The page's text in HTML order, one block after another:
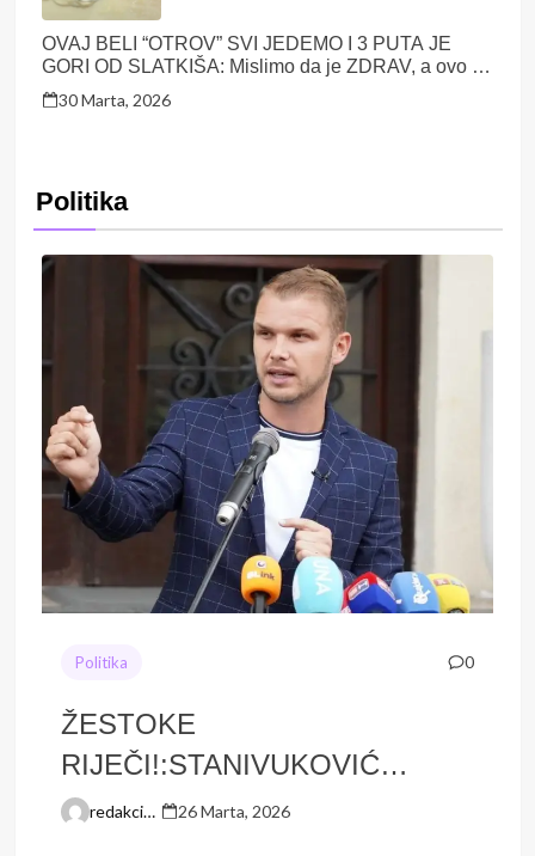
OVAJ BELI “OTROV” SVI JEDEMO I 3 PUTA JE
GORI OD SLATKIŠA: Mislimo da je ZDRAV, a ovo je
JEDINA SUROVA ISTINA!
30 Marta, 2026
Politika
Politika 0
ŽESTOKE
RIJEČI!:STANIVUKOVIĆ
ZAPRIJETIO HRVATIMA:
redakcion 26 Marta, 2026